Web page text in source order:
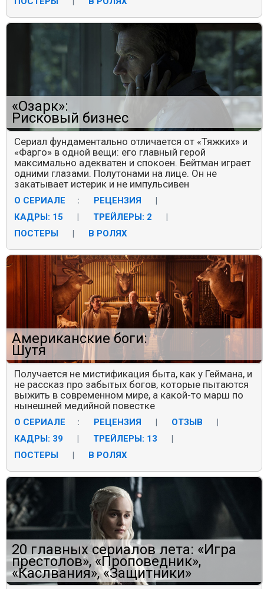
«Озарк»:
Рисковый бизнес
Сериал фундаментально отличается от «Тяжких» и
«Фарго» в одной вещи: его главный герой
максимально адекватен и спокоен. Бейтман играет
одними глазами. Полутонами на лице. Он не
закатывает истерик и не импульсивен
О СЕРИАЛЕ : РЕЦЕНЗИЯ
|
КАДРЫ: 15
| ТРЕЙЛЕРЫ: 2
|
ПОСТЕРЫ
| В РОЛЯХ
Американские боги:
Шутя
Получается не мистификация быта, как у Геймана, и
не рассказ про забытых богов, которые пытаются
выжить в современном мире, а какой-то марш по
нынешней медийной повестке
О СЕРИАЛЕ : РЕЦЕНЗИЯ | ОТЗЫВ
|
КАДРЫ: 39
| ТРЕЙЛЕРЫ: 13
|
ПОСТЕРЫ
| В РОЛЯХ
20 главных сериалов лета: «Игра
престолов», «Проповедник»,
«Каслвания», «Защитники»